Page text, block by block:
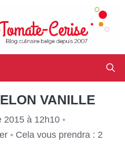
VANILLE
2015 à 12h10 •
• Cela vous prendra : 2